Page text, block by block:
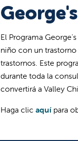
El Programa
niño con un
trastornos. Este
durante toda la
convertirá a Valley
Haga clic aquí para